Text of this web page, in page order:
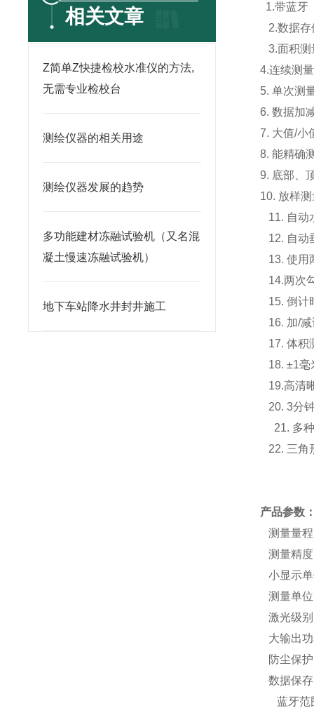
相关文章
Z简单Z快捷检校水准仪的方法,
无需专业检校台
测绘仪器的相关用途
测绘仪器发展的​趋势
多功能建材冻融试验机（又名混
凝土慢速冻融试验机）
地下车站降水井封井施工
1.带蓝牙
2.数据存
3.面积测
4.连续测量
5. 单次测
6. 数据加
7. 大值/小
8. 能精确
9. 底部、
10. 放样
11. 自动
12. 自动
13. 使用
14.两次
15. 倒计
16. 加/减
17. 体积
18. ±1毫
19.高清
20. 3分
21. 多
22. 三角
产品参数
测量
测量
小显示
测量单
激光
大输出
防尘保护
数据保存
蓝牙范